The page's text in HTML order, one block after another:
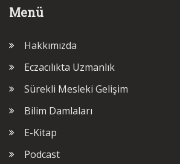
Menü
Hakkımızda
Eczacılıkta Uzmanlık
Sürekli Mesleki Gelişim
Bilim Damlaları
E-Kitap
Podcast